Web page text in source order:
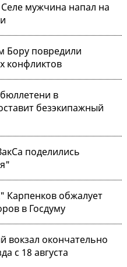
мужчина напал на
Бору повредили
конфликтов
в
безэкипажный
поделились
Карпенков обжалует
в Госдуму
вокзал окончательно
с 18 августа